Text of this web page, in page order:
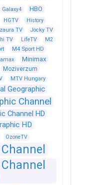
Galaxy4
HBO
HGTV
History
TV
Jocky TV
TV LifeTV
M2
M4 Sport HD
Minimax
Moziverzum
MTV Hungary
Geographic
Channel
Channel HD
HD
OzoneTV